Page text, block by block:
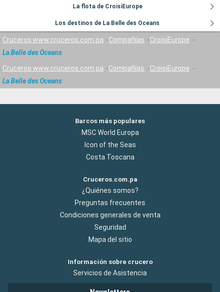
La flota de CroisiEurope
Los destinos de La Belle des Oceans
Cruceros www.cruceros.com.pa Compañías
CroisiEurope
La Belle des Oceans
Cruceros www.cruceros.com.pa Compañías
CroisiEurope
La Belle des Oceans
Barcos más populares
MSC World Europa
Icon of the Seas
Costa Toscana
Cruceros.com.pa
¿Quiénes somos?
Preguntas frecuentes
Condiciones generales de venta
Seguridad
Mapa del sitio
Información sobre crucero
Servicios de Asistencia